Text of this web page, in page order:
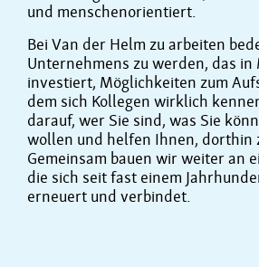
und menschenorientiert.
Bei Van der Helm zu arbeiten
Unternehmens zu werden, das in
investiert, Möglichkeiten zum
dem sich Kollegen wirklich
darauf, wer Sie sind, was Sie
wollen und helfen Ihnen, dorthin
Gemeinsam bauen wir weiter an
die sich seit fast einem
erneuert und verbindet.